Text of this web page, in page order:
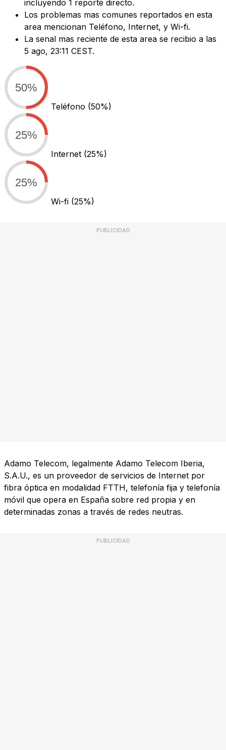
incluyendo 1 reporte directo.
Los problemas mas comunes reportados en esta
area mencionan Teléfono, Internet, y Wi-fi.
La senal mas reciente de esta area se recibio a las
5 ago, 23:11 CEST.
50%
Teléfono (50%)
25%
Internet (25%)
25%
Wi-fi (25%)
PUBLICIDAD
Adamo Telecom, legalmente Adamo Telecom Iberia,
S.A.U., es un proveedor de servicios de Internet por
fibra óptica en modalidad FTTH, telefonía fija y telefonía
móvil que opera en España sobre red propia y en
determinadas zonas a través de redes neutras.
PUBLICIDAD